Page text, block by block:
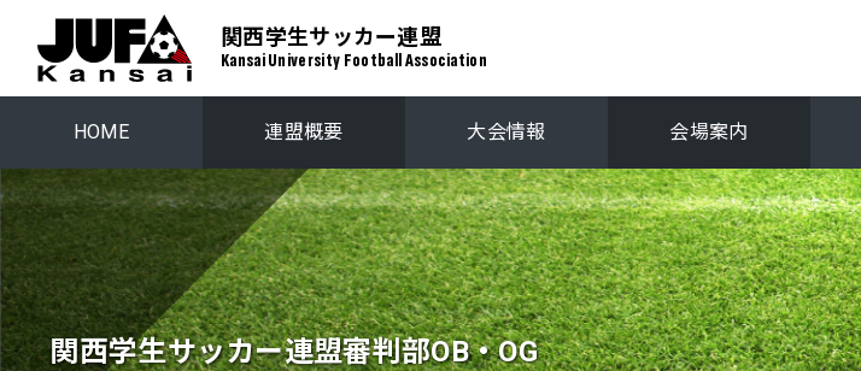
関西学生サッカー連盟
Kansai University Football Association
HOME 連盟概要 大会情報
関西学生リーグ プレーオフ 関西選手権
関西ステップアップリーグ 関西学生選抜
会場案内
関西学生サッカー連盟審判部OB・OG